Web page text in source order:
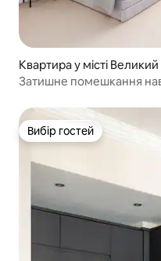
Квартира у місті
Затишне помешкання
Вибір гостей
Вибір гостей